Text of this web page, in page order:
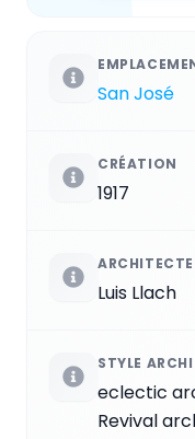
San José
CRÉATION
1917
Luis Llach
STYLE
eclectic
Revival